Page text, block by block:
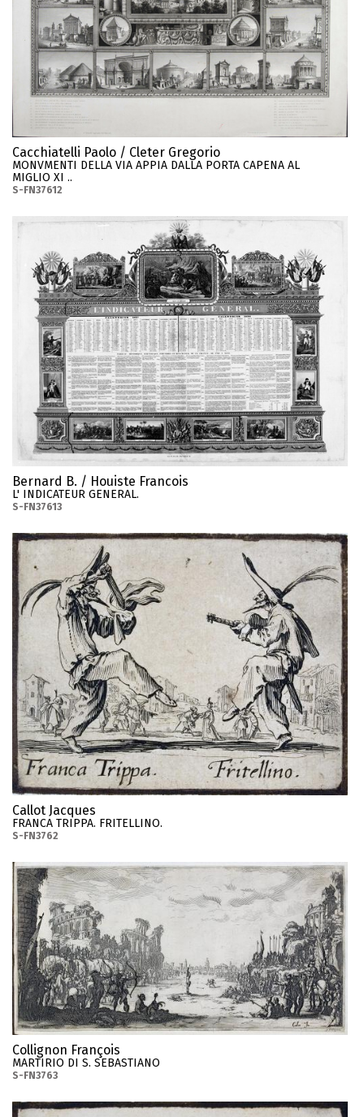
Cacchiatelli Paolo / Cleter Gregorio
MONVMENTI DELLA VIA APPIA DALLA PORTA CAPENA AL
MIGLIO XI ..
S-FN37612
Bernard B. / Houiste Francois
L' INDICATEUR GENERAL.
S-FN37613
Callot Jacques
FRANCA TRIPPA. FRITELLINO.
S-FN3762
Collignon François
MARTIRIO DI S. SEBASTIANO
S-FN3763